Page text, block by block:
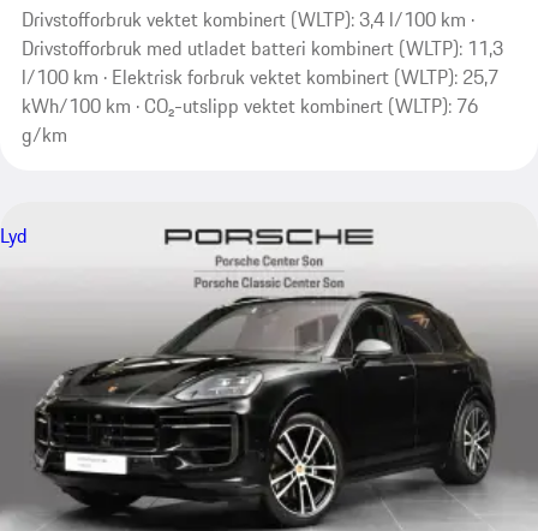
Drivstofforbruk vektet kombinert (WLTP): 3,4 l/100 km ·
Drivstofforbruk med utladet batteri kombinert (WLTP): 11,3
l/100 km · Elektrisk forbruk vektet kombinert (WLTP): 25,7
kWh/100 km · CO₂-utslipp vektet kombinert (WLTP): 76
g/km
Lyd